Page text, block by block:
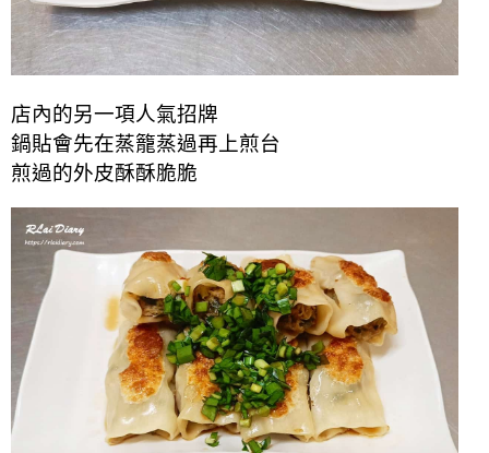
店內的另一項人氣招牌
鍋貼會先在蒸籠蒸過再上煎台
煎過的外皮酥酥脆脆